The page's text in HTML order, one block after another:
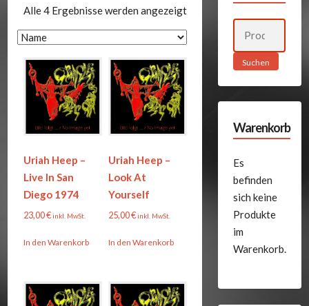
Alle 4 Ergebnisse werden angezeigt
Uriah Heep –
Live In San
Diego 1974
23,00€inkl. MwSt.
In den Warenkorb
Uriah Heep –
Look At
Yourself
25,00€inkl. MwSt.
In den Warenkorb
Suchen
Warenkorb
Es
befinden
sich keine
Produkte
im
Warenkorb.